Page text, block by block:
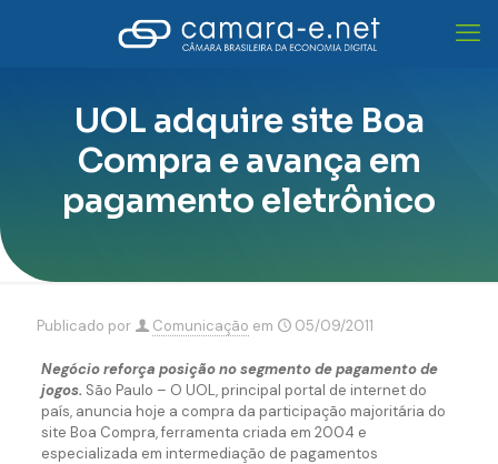
UOL adquire site Boa
Compra e avança em
pagamento eletrônico
Publicado por Comunicação em 05/09/2011
Negócio reforça posição no segmento de pagamento de
jogos.São Paulo – O UOL, principal portal de internet do
país, anuncia hoje a compra da participação majoritária do
site Boa Compra, ferramenta criada em 2004 e
especializada em intermediação de pagamentos